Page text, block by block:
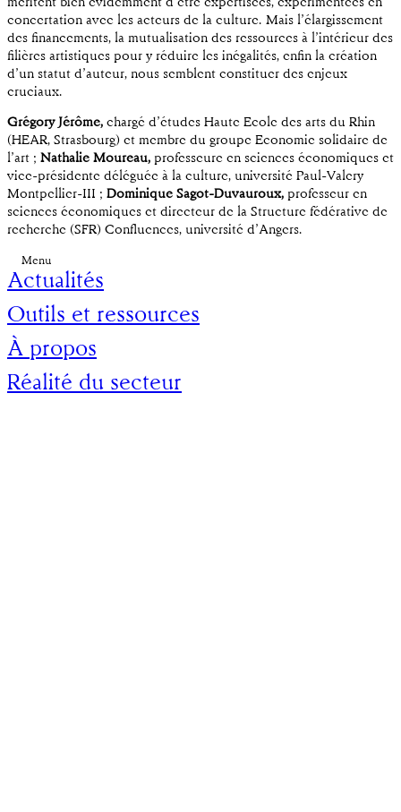
méritent bien évidemment d’être expertisées, expérimentées en
concertation avec les acteurs de la culture. Mais l’élargissement
des financements, la mutualisation des ressources à l’intérieur des
filières artistiques pour y réduire les inégalités, enfin la création
d’un statut d’auteur, nous semblent constituer des enjeux
cruciaux.
Grégory Jérôme, chargé d’études Haute Ecole des arts du Rhin
(HEAR, Strasbourg) et membre du groupe Economie solidaire de
l’art ; Nathalie Moureau, professeure en sciences économiques et
vice-présidente déléguée à la culture, université Paul-Valery
Montpellier-III ; Dominique Sagot-Duvauroux, professeur en
sciences économiques et directeur de la Structure fédérative de
recherche (SFR) Confluences, université d’Angers.
Actualités
Outils et ressources
À propos
Réalité du secteur
Menu